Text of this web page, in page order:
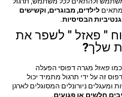
מתאיםלילדים, מבוגרים, וקשישים
הבסיסיות.
" פאזל " לשפר את
שלך?
פאזל מגרה דפוסי הפעלה
זה על ידי תרגול מתמיד יכול
ומעגלים ניורונלים המסוגלים לארגן